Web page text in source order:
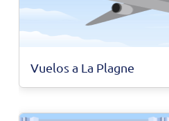
Vuelos a La Plagne